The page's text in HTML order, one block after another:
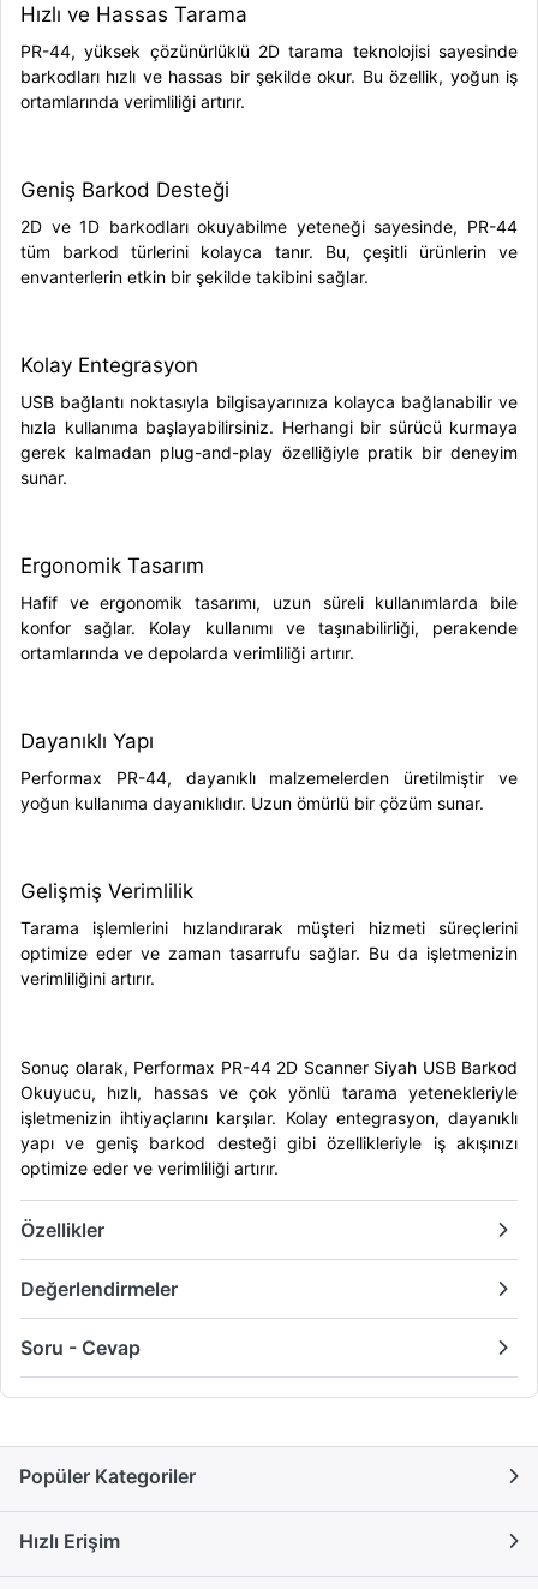
Hızlı ve Hassas Tarama
PR-44, yüksek çözünürlüklü 2D tarama teknolojisi sayesinde
barkodları hızlı ve hassas bir şekilde okur. Bu özellik, yoğun iş
ortamlarında verimliliği artırır.
Geniş Barkod Desteği
2D ve 1D barkodları okuyabilme yeteneği sayesinde, PR-44
tüm barkod türlerini kolayca tanır. Bu, çeşitli ürünlerin ve
envanterlerin etkin bir şekilde takibini sağlar.
Kolay Entegrasyon
USB bağlantı noktasıyla bilgisayarınıza kolayca bağlanabilir ve
hızla kullanıma başlayabilirsiniz. Herhangi bir sürücü kurmaya
gerek kalmadan plug-and-play özelliğiyle pratik bir deneyim
sunar.
Ergonomik Tasarım
Hafif ve ergonomik tasarımı, uzun süreli kullanımlarda bile
konfor sağlar. Kolay kullanımı ve taşınabilirliği, perakende
ortamlarında ve depolarda verimliliği artırır.
Dayanıklı Yapı
Performax PR-44, dayanıklı malzemelerden üretilmiştir ve
yoğun kullanıma dayanıklıdır. Uzun ömürlü bir çözüm sunar.
Gelişmiş Verimlilik
Tarama işlemlerini hızlandırarak müşteri hizmeti süreçlerini
optimize eder ve zaman tasarrufu sağlar. Bu da işletmenizin
verimliliğini artırır.
Sonuç olarak, Performax PR-44 2D Scanner Siyah USB Barkod
Okuyucu, hızlı, hassas ve çok yönlü tarama yetenekleriyle
işletmenizin ihtiyaçlarını karşılar. Kolay entegrasyon, dayanıklı
yapı ve geniş barkod desteği gibi özellikleriyle iş akışınızı
optimize eder ve verimliliği artırır.
Özellikler
Değerlendirmeler
Soru - Cevap
Popüler Kategoriler
Hızlı Erişim